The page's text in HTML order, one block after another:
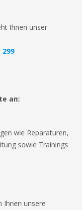
Ihnen unser
299
an:
wie Reparaturen,
sowie Trainings
Ihnen unsere